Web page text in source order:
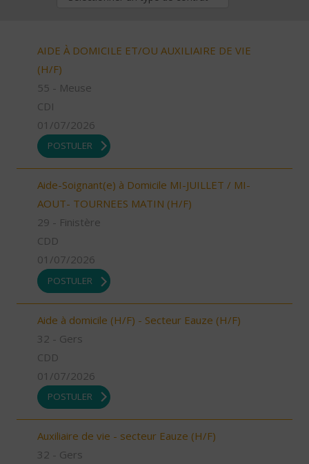
AIDE À DOMICILE ET/OU AUXILIAIRE DE VIE
(H/F)
55 - Meuse
CDI
01/07/2026
POSTULER
Aide-Soignant(e) à Domicile MI-JUILLET / MI-
AOUT- TOURNEES MATIN (H/F)
29 - Finistère
CDD
01/07/2026
POSTULER
Aide à domicile (H/F) - Secteur Eauze (H/F)
32 - Gers
CDD
01/07/2026
POSTULER
Auxiliaire de vie - secteur Eauze (H/F)
32 - Gers